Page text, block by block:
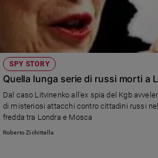
SPY STORY
Quella lunga serie di russi morti a
Dal caso Litvinenko all'ex spia del Kgb
di misteriosi attacchi contro cittadini russi nel Regno Unito. Ormai è guerra
fredda tra Londra e Mosca
Roberto Zichittella